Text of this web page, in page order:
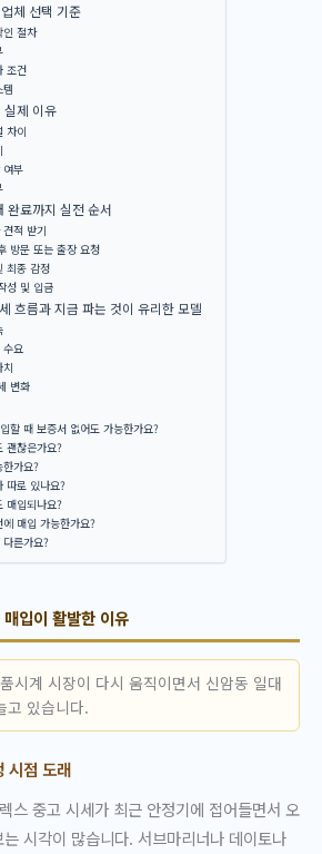
체 선택 기준
인 절차
조건
실제 이유
차이
여부
완료까지 실전 순서
적 받기
방문 또는 출장 요청
최종 감정
성 및 입금
흐름과 지금 파는 것이 유리한 모델
수요
변화
할 때 보증서 없어도 가능한가요?
괜찮은가요?
가요?
따로 있나요?
매입되나요?
매입 가능한가요?
른가요?
입이 활발한 이유
시계 시장이 다시 움직이면서 신암동 일대
고 있습니다.
시점 도래
스 중고 시세가 최근 안정기에 접어들면서 오
시각이 많습니다. 서브마리너나 데이토나